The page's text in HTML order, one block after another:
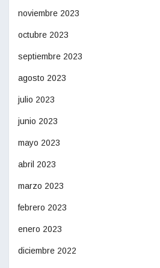
noviembre 2023
octubre 2023
septiembre 2023
agosto 2023
julio 2023
junio 2023
mayo 2023
abril 2023
marzo 2023
febrero 2023
enero 2023
diciembre 2022